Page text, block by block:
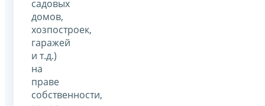
садовых
домов,
хозпостроек,
гаражей
и т.д.)
на
праве
собственности,